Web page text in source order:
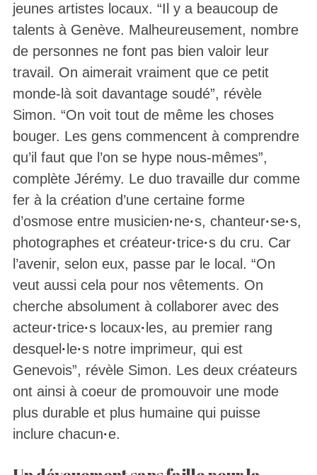
jeunes artistes locaux. “Il y a beaucoup de
talents à Genève. Malheureusement, nombre
de personnes ne font pas bien valoir leur
travail. On aimerait vraiment que ce petit
monde-là soit davantage soudé”, révèle
Simon. “On voit tout de même les choses
bouger. Les gens commencent à comprendre
qu’il faut que l’on se hype nous-mêmes”,
complète Jérémy. Le duo travaille dur comme
fer à la création d’une certaine forme
d’osmose entre musicien·ne·s, chanteur·se·s,
photographes et créateur·trice·s du cru. Car
l’avenir, selon eux, passe par le local. “On
veut aussi cela pour nos vêtements. On
cherche absolument à collaborer avec des
acteur·trice·s locaux· les, au premier rang
desquel · le·s notre imprimeur, qui est
Genevois”, révèle Simon. Les deux créateurs
ont ainsi à coeur de promouvoir une mode
plus durable et plus humaine qui puisse
inclure chacun·e.